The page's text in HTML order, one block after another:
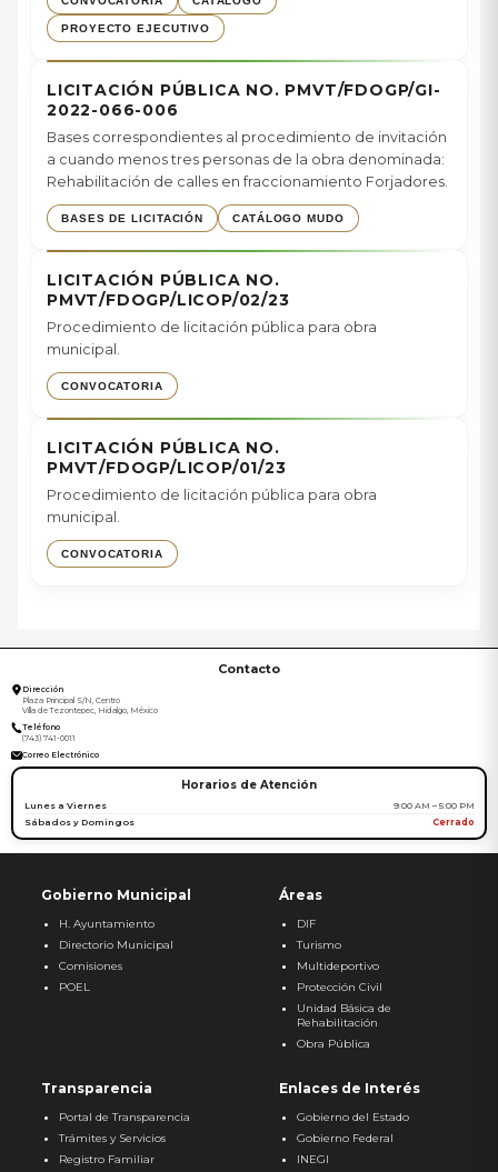
PROYECTO EJECUTIVO
LICITACIÓN PÚBLICA NO. PMVT/FDOGP/GI-
2022-066-006
Bases correspondientes al procedimiento de invitación
a cuando menos tres personas de la obra denominada:
Rehabilitación de calles en fraccionamiento Forjadores.
BASES DE LICITACIÓN CATÁLOGO MUDO
LICITACIÓN PÚBLICA NO.
PMVT/FDOGP/LICOP/02/23
Procedimiento de licitación pública para obra
municipal.
CONVOCATORIA
LICITACIÓN PÚBLICA NO.
PMVT/FDOGP/LICOP/01/23
Procedimiento de licitación pública para obra
municipal.
CONVOCATORIA
Contacto
Dirección
Plaza Principal S/N, Centro
Villa de Tezontepec, Hidalgo, México
Teléfono
(743) 741-0011
Correo Electrónico
Horarios de Atención
Lunes a Viernes
9:00 AM – 5:00 PM
Sábados y Domingos
Cerrado
Gobierno Municipal
H. Ayuntamiento
Directorio Municipal
Comisiones
POEL
Áreas
DIF
Turismo
Multideportivo
Protección Civil
Unidad Básica de
Rehabilitación
Obra Pública
Transparencia
Portal de Transparencia
Trámites y Servicios
Registro Familiar
Enlaces de Interés
Gobierno del Estado
Gobierno Federal
INEGI